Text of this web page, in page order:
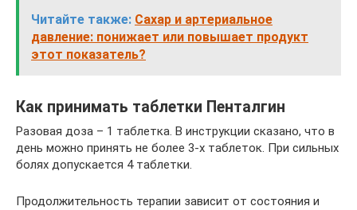
Читайте также: Сахар и артериальное
давление: понижает или повышает продукт
этот показатель?
Как принимать таблетки Пенталгин
Разовая доза – 1 таблетка. В инструкции сказано, что в
день можно принять не более 3-х таблеток. При сильных
болях допускается 4 таблетки.
Продолжительность терапии зависит от состояния и